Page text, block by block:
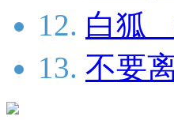
12. 白狐
13. 不要